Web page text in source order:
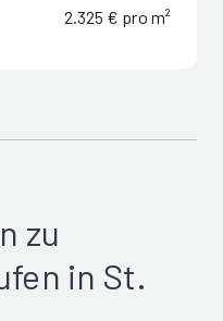
2.325 € pro m²
zu
in St.